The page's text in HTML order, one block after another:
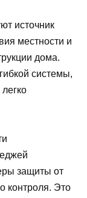
источник
местности и
дома.
системы,
защиты от
контроля. Это